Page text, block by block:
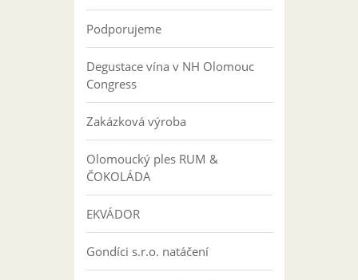
Podporujeme
Degustace vína v NH Olomouc
Congress
Zakázková výroba
Olomoucký ples RUM &
ČOKOLÁDA
EKVÁDOR
Gondíci s.r.o. natáčení